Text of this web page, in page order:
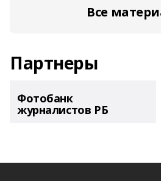
Все
Партнеры
Фотобанк
журналистов РБ